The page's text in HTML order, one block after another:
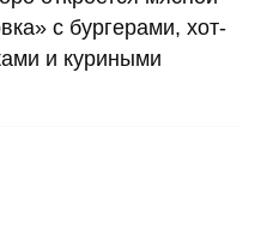
с бургерами, хот-
и куриными